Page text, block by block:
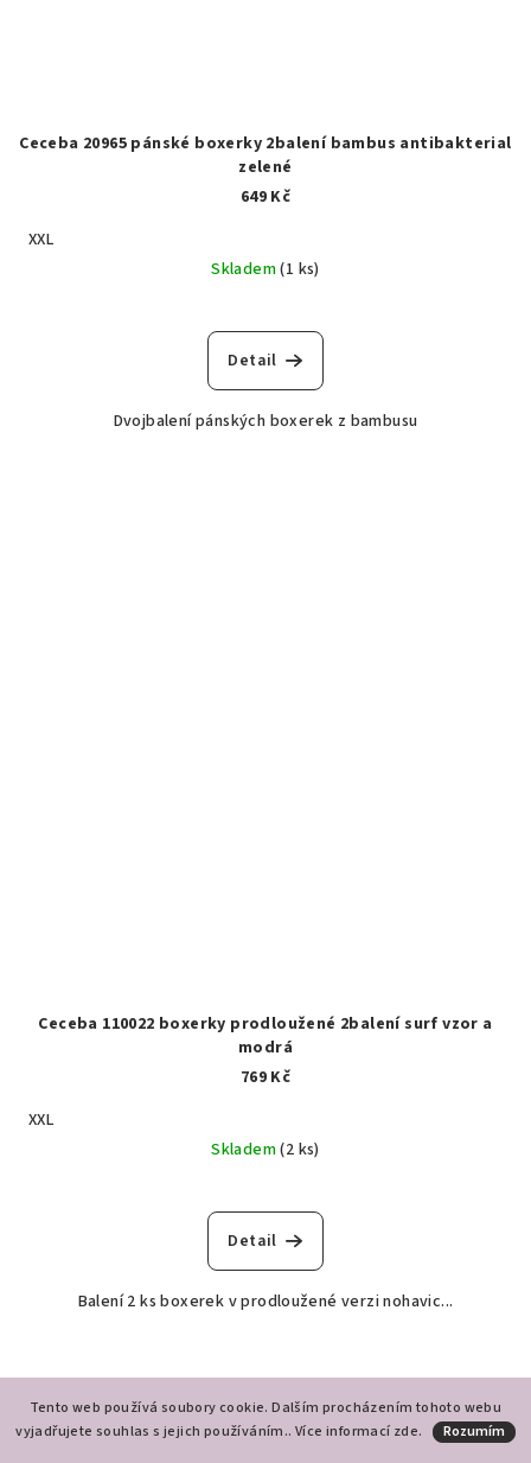
Tento web používá soubory cookie. Dalším procházením tohoto webu
vyjadřujete souhlas s jejich používáním.. Více informací zde. Rozumím
Ceceba 20965 pánské boxerky 2balení bambus antibakterial
zelené
649 Kč
XXL
Skladem(1 ks)
Detail
Dvojbalení pánských boxerek z bambusu
Ceceba 110022 boxerky prodloužené 2balení surf vzor a
modrá
769 Kč
XXL
Skladem(2 ks)
Detail
Balení 2 ks boxerek v prodloužené verzi nohavic...